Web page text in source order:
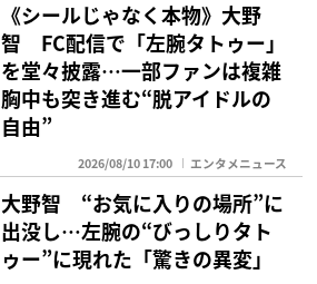
《シールじゃなく本物》大野
智 FC配信で「左腕タトゥー」
を堂々披露…一部ファンは複雑
胸中も突き進む“脱アイドルの
自由”
2026/08/10 17:00 エンタメニュース
大野智 “お気に入りの場所”に
出没し…左腕の“びっしりタト
ゥー”に現れた「驚きの異変」